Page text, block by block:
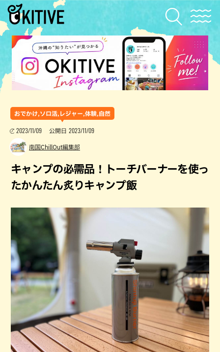
おでかけ,ソロ活,レジャー,体験,自然
2023/11/09 公開日 2023/11/09
南国ChillOut編集部
キャンプの必需品！トーチバーナーを使っ
たかんたん炙りキャンプ飯